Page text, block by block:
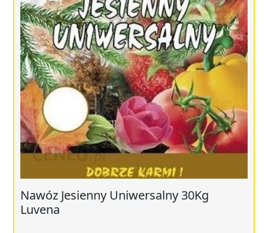
Nawóz Jesienny Uniwersalny 30Kg
Luvena